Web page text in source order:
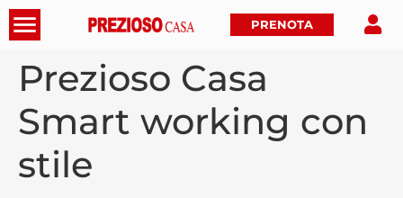
PRENOTA
Prezioso Casa
Smart working con
stile